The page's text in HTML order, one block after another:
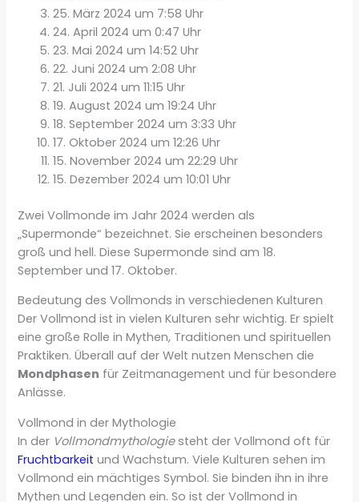
25. März 2024 um 7:58 Uhr
24. April 2024 um 0:47 Uhr
23. Mai 2024 um 14:52 Uhr
22. Juni 2024 um 2:08 Uhr
21. Juli 2024 um 11:15 Uhr
19. August 2024 um 19:24 Uhr
18. September 2024 um 3:33 Uhr
17. Oktober 2024 um 12:26 Uhr
15. November 2024 um 22:29 Uhr
15. Dezember 2024 um 10:01 Uhr
Zwei Vollmonde im Jahr 2024 werden als
„Supermonde“ bezeichnet. Sie erscheinen besonders
groß und hell. Diese Supermonde sind am 18.
September und 17. Oktober.
Bedeutung des Vollmonds in verschiedenen Kulturen
Der Vollmond ist in vielen Kulturen sehr wichtig. Er spielt
eine große Rolle in Mythen, Traditionen und spirituellen
Praktiken. Überall auf der Welt nutzen Menschen die
Mondphasen für Zeitmanagement und für besondere
Anlässe.
Vollmond in der Mythologie
In der Vollmondmythologiesteht der Vollmond oft für
Fruchtbarkeit und Wachstum. Viele Kulturen sehen im
Vollmond ein mächtiges Symbol. Sie binden ihn in ihre
Mythen und Legenden ein. So ist der Vollmond in